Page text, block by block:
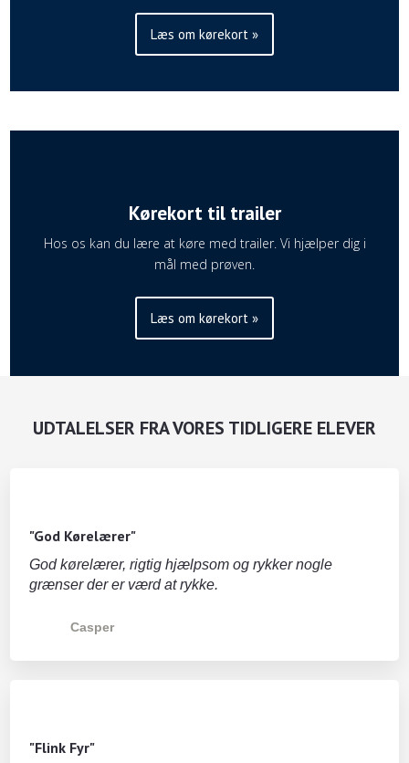
Læs om kørekort »
Kørekort til trailer
​​Hos os kan du lære at køre med trailer. Vi hjælper dig i
mål med prøven.
Læs om kørekort »
UDTALELSER FRA VORES TIDLIGERE ELEVER
"God Kørelærer"
God kørelærer, rigtig hjælpsom og rykker nogle
grænser der er værd at rykke.
Casper
"Flink Fyr"